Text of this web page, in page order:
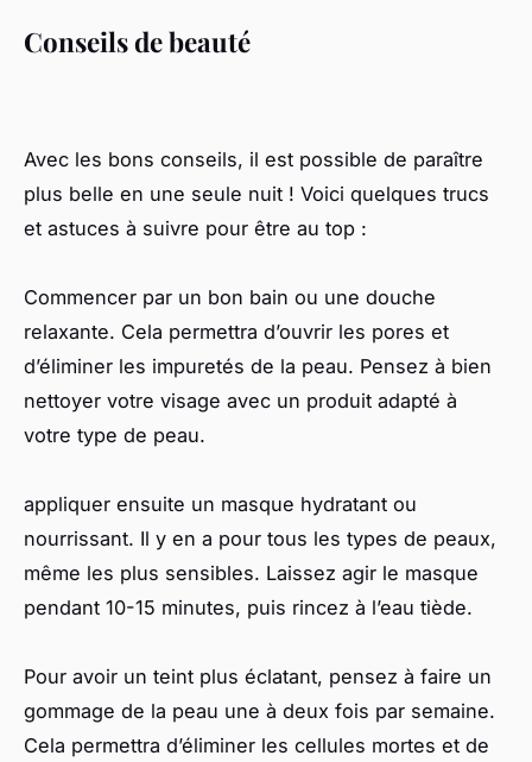
Conseils de beauté
Avec les bons conseils, il est possible de paraître
plus belle en une seule nuit ! Voici quelques trucs
et astuces à suivre pour être au top :
Commencer par un bon bain ou une douche
relaxante. Cela permettra d’ouvrir les pores et
d’éliminer les impuretés de la peau. Pensez à bien
nettoyer votre visage avec un produit adapté à
votre type de peau.
appliquer ensuite un masque hydratant ou
nourrissant. Il y en a pour tous les types de peaux,
même les plus sensibles. Laissez agir le masque
pendant 10-15 minutes, puis rincez à l’eau tiède.
Pour avoir un teint plus éclatant, pensez à faire un
gommage de la peau une à deux fois par semaine.
Cela permettra d’éliminer les cellules mortes et de